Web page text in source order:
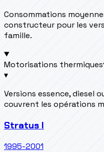
Consommations
constructeur pour les
famille.
Motorisations thermiques
▾
Versions essence, diesel
couvrent les opérations
Stratus I
1995-2001